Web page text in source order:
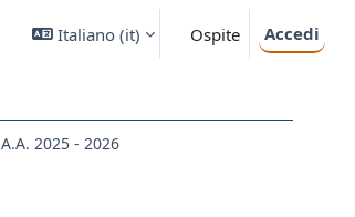
Italiano ‎(it)‎ Ospite Accedi
A.A. 2025 - 2026